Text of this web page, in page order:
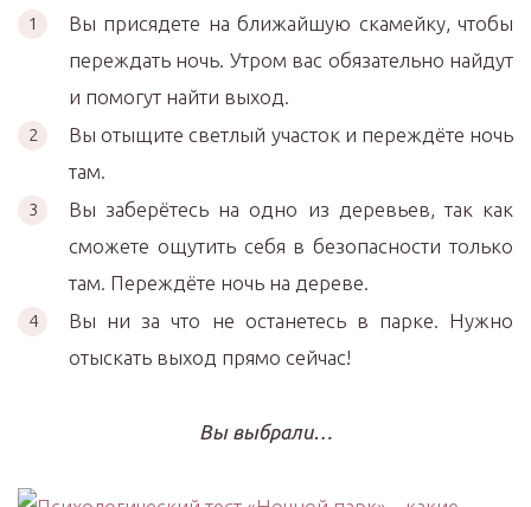
Вы присядете на ближайшую скамейку, чтобы
переждать ночь. Утром вас обязательно найдут
и помогут найти выход.
Вы отыщите светлый участок и переждёте ночь
там.
Вы заберётесь на одно из деревьев, так как
сможете ощутить себя в безопасности только
там. Переждёте ночь на дереве.
Вы ни за что не останетесь в парке. Нужно
отыскать выход прямо сейчас!
Вы выбрали…